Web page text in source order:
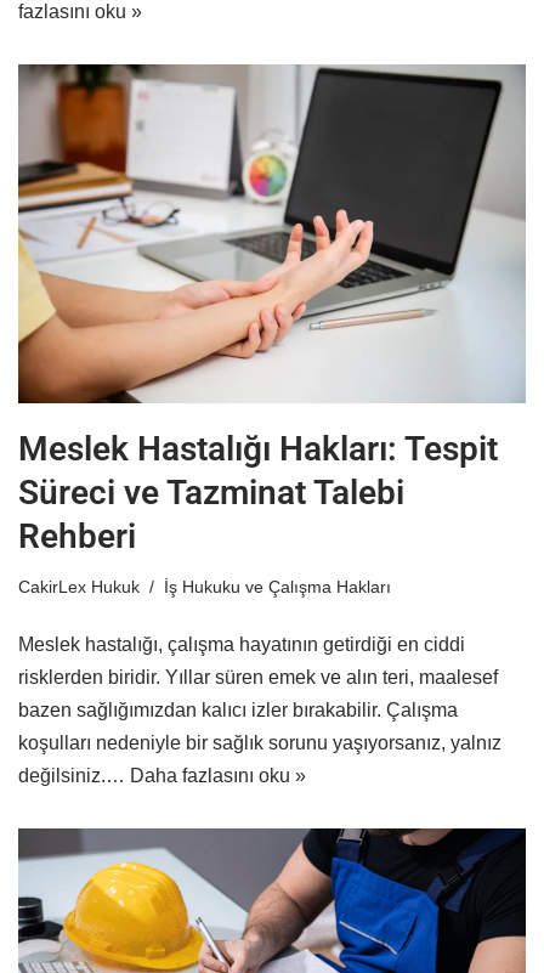
fazlasını oku »
Meslek Hastalığı Hakları: Tespit
Süreci ve Tazminat Talebi
Rehberi
CakirLex Hukuk İş Hukuku ve Çalışma Hakları
Meslek hastalığı, çalışma hayatının getirdiği en ciddi
risklerden biridir. Yıllar süren emek ve alın teri, maalesef
bazen sağlığımızdan kalıcı izler bırakabilir. Çalışma
koşulları nedeniyle bir sağlık sorunu yaşıyorsanız, yalnız
değilsiniz.… Daha fazlasını oku »